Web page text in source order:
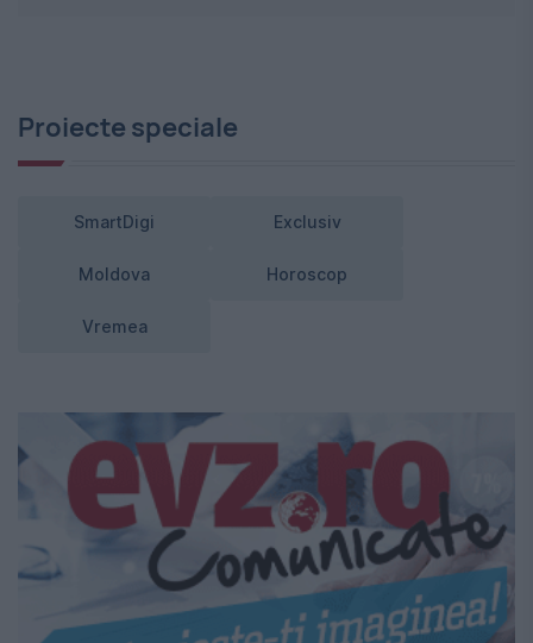
Proiecte speciale
SmartDigi Exclusiv
Moldova Horoscop
Vremea